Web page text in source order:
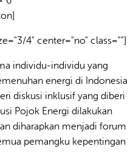
4" center="no" class=""]
individu-individu yang
energi di Indonesia
diskusi inklusif yang diberi
Pojok Energi dilakukan
diharapkan menjadi forum
pemangku kepentingan